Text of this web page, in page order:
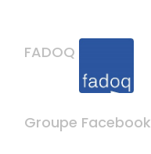
FADOQ
Groupe Facebook